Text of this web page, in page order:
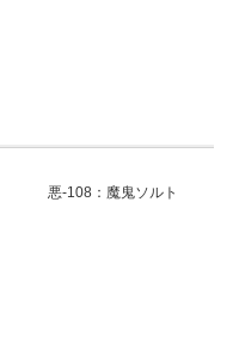
悪-108：魔鬼ソルト